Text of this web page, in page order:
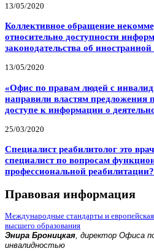
13/05/2020
Коллективное обращение
относительно доступности
законодательства об
13/05/2020
«Офис по правам людей с
направили властям предложения
доступе к информации о
25/03/2020
Специалист реабилитолог это
специалист по вопросам
профессиональной реабилитации?
Правовая информация
Международные стандарты и
высшего образования
Энира Броницкая, директор Офиса
инвалидностью